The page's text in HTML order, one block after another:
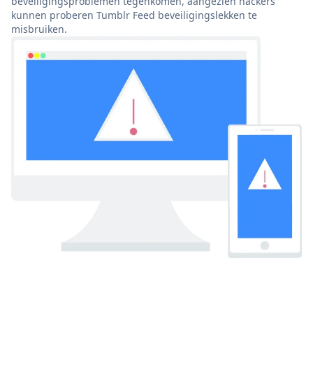
kunnen proberen Tumblr Feed beveiligingslekken te
misbruiken.